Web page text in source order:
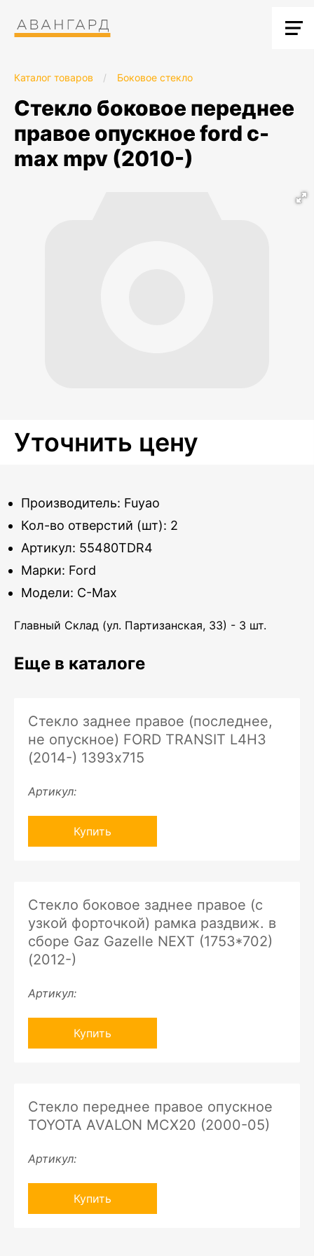
Каталог товаров / Боковое стекло
стекло боковое переднее
правое опускное ford c-
max mpv (2010-)
Уточнить цену
Производитель: Fuyao
Кол-во отверстий (шт): 2
Артикул: 55480TDR4
Марки: Ford
Модели: C-Max
Главный Склад (ул. Партизанская, 33) - 3 шт.
Еще в каталоге
Стекло заднее правое (последнее,
не опускное) FORD TRANSIT L4H3
(2014-) 1393х715
Артикул:
Купить
Стекло боковое заднее правое (с
узкой форточкой) рамка раздвиж. в
сборе Gaz Gazelle NEXT (1753*702)
(2012-)
Артикул:
Купить
Стекло переднее правое опускное
TOYOTA AVALON MCX20 (2000-05)
Артикул:
Купить